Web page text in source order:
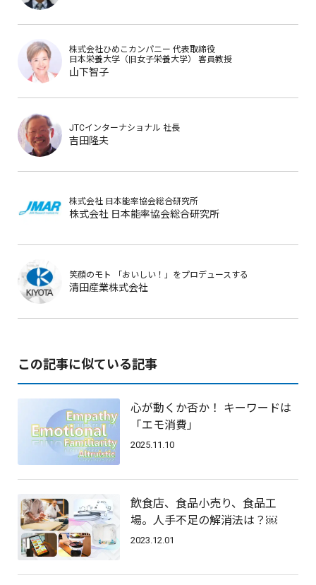
株式会社ひめこカンパニー 代表取締役
日本栄養大学（旧女子栄養大学）
客員教授
山下智子
JTCインターナショナル 社長
吉田隆夫
株式会社 日本能率協会総合研究所
株式会社 日本能率協会総合研究所
笑顔のモト 「おいしい！」をプロデュースする
清田産業株式会社
この記事に似ている記事
心が動くか否か！ キーワードは
「エモ消費」
2025.11.10
飲食店、食品小売り、食品工
場。人手不足の解消法は？￼
2023.12.01